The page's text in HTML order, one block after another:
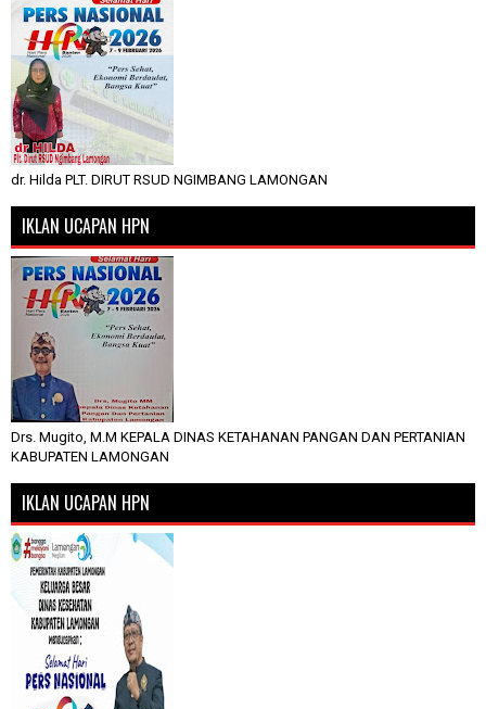
dr. Hilda PLT. DIRUT RSUD NGIMBANG LAMONGAN
IKLAN UCAPAN HPN
Drs. Mugito, M.M KEPALA DINAS KETAHANAN PANGAN DAN PERTANIAN
KABUPATEN LAMONGAN
IKLAN UCAPAN HPN